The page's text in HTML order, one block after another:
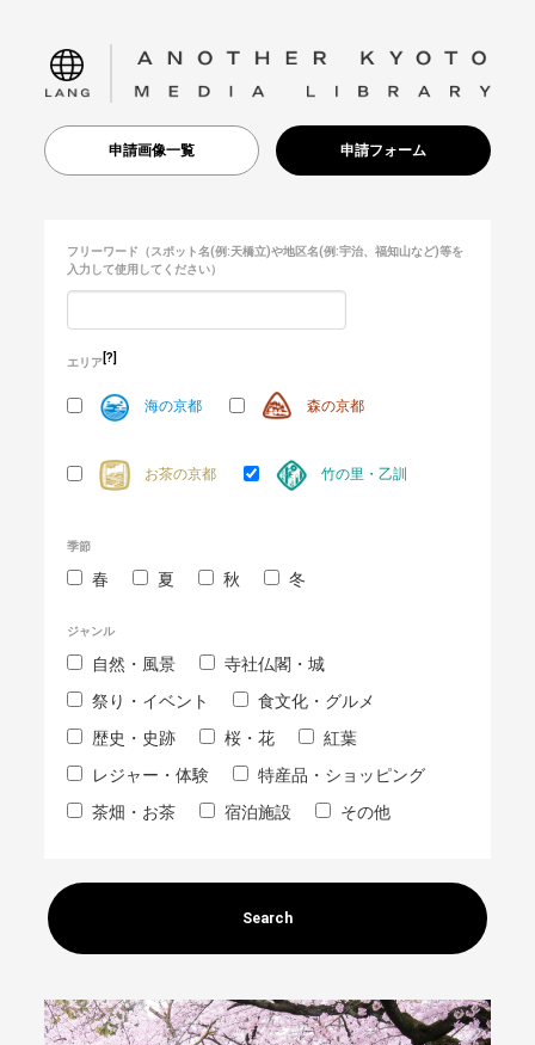
language
申請画像一覧 申請フォーム
フリーワード （スポット名(例:天橋立)や地区名(例:宇治、福知山など)等を
入力して使用してください）
エリア[?]
海の京都 森の京都
お茶の京都 竹の里・乙訓
季節
春 夏 秋 冬
ジャンル
自然・風景
寺社仏閣・城
祭り・イベント
食文化・グルメ
歴史・史跡
桜・花
紅葉
レジャー・体験
特産品・ショッピング
茶畑・お茶
宿泊施設 その他